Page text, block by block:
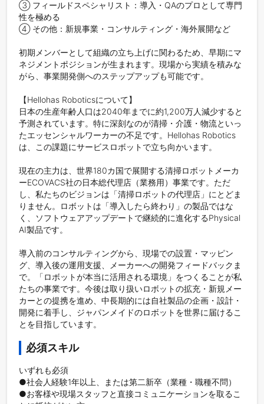
③ フィールドスペシャリスト：導入・QAのプロとして専門
性を極める
④ その他：新規事業・コンサルティング・海外展開など
初期メンバーとして組織の立ち上げに関わるため、早期にマ
ネジメントポジションが生まれます。現場から実績を積みな
がら、事業開発側へのステップアップも可能です。
【Hellohas Roboticsについて】
日本の生産年齢人口は2040年までに約1,200万人減少すると
予測されています。特に深刻なのが清掃・介護・物流といっ
たエッセンシャルワーカーの不足です。Hellohas Robotics
は、この課題にサービスロボットで立ち向かいます。
現在の主力は、世界180カ国で展開する清掃ロボットメーカ
ーECOVACS社の日本総代理店（業務用）事業です。ただ
し、私たちのビジョンは「清掃ロボットの代理店」にとどま
りません。ロボットは「導入したら終わり」の製品ではな
く、ソフトウェアアップデートで継続的に進化するPhysical
AI製品です。
導入前のコンサルティングから、現場での設置・マッピン
グ、導入後の運用支援、メーカーへの開発フィードバックま
で。「ロボットが本当に活用される環境」をつくることが私
たちの事業です。今後は取り扱いロボットの拡充・新規メー
カーとの提携を進め、中長期的には自社製品の企画・設計・
開発に着手し、ジャパンメイドのロボットを世界に届けるこ
必須スキル
いずれも必須
●社会人経験1年以上、または第二新卒（業種・職種不問）
●お客様や現場スタッフと直接コミュニケーションを取るこ